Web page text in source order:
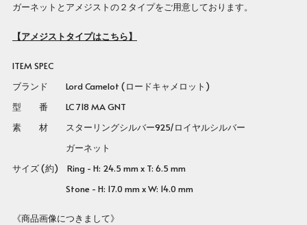
ガーネットとアメジストの２タイプをご用意しております。
【アメジストタイプはこちら】
ITEM SPEC
ブランド Lord Camelot (ロードキャメロット)
型 番 LC 718 MA GNT
素 材 スターリングシルバー925/ロイヤルシルバー
ガーネット
サイズ (約) Ring - H: 24.5 mm x T: 6.5 mm
Stone - H: 17.0 mm x W: 14.0 mm
《商品画像につきまして》